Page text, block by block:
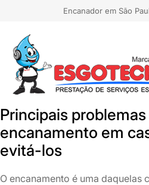
Encanador em São
Principais problemas
encanamento em
evitá-los
O encanamento é uma daquelas